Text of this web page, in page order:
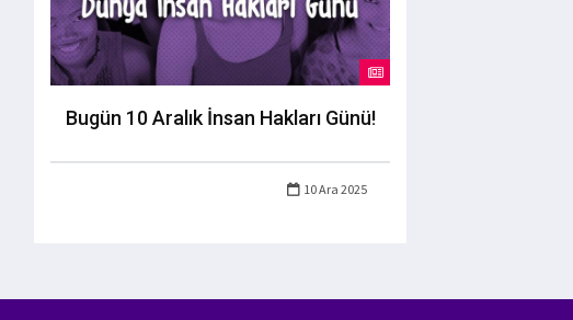
Bugün 10 Aralık İnsan Hakları Günü!
10 Ara 2025